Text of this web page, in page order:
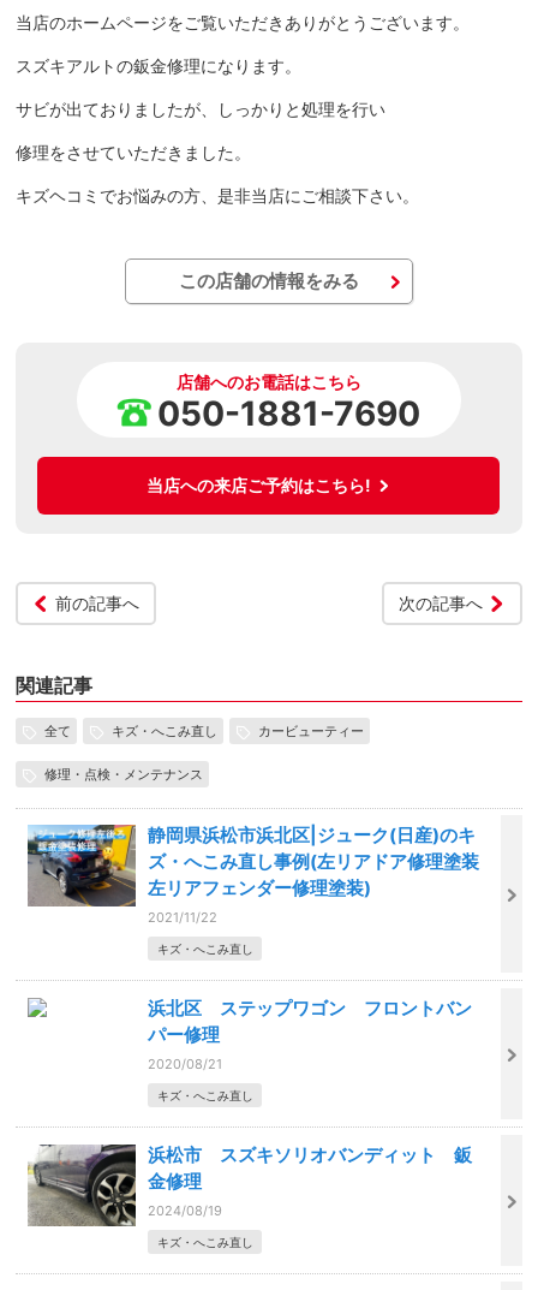
当店のホームページをご覧いただきありがとうございます。
スズキアルトの鈑金修理になります。
サビが出ておりましたが、しっかりと処理を行い
修理をさせていただきました。
キズヘコミでお悩みの方、是非当店にご相談下さい。
この店舗の情報をみる
店舗へのお電話はこちら
050-1881-7690
当店への来店ご予約はこちら!
前の記事へ 次の記事へ
関連記事
全て キズ・へこみ直し カービューティー
修理・点検・メンテナンス
静岡県浜松市浜北区|ジューク(日産)のキ
ズ・へこみ直し事例(左リアドア修理塗装
左リアフェンダー修理塗装)
2021/11/22
キズ・へこみ直し
浜北区 ステップワゴン フロントバン
パー修理
2020/08/21
キズ・へこみ直し
浜松市 スズキソリオバンディット 鈑
金修理
2024/08/19
キズ・へこみ直し